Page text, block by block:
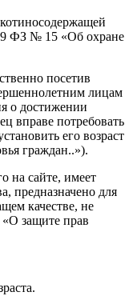
ФЗ № 15 «Об охране
посетив
лицам
о достижении
вправе потребовать
его возраст
граждан..»).
на сайте, имеет
предназначено для
качестве, не
«О защите прав